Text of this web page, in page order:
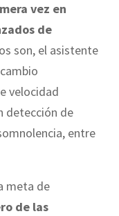
vez en
de
son, el asistente
velocidad
detección de
entre
meta de
de las